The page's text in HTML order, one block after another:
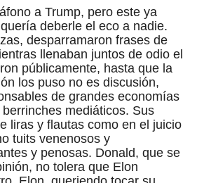
a Trump, pero este ya
deberle el eco a nadie.
desparramaron frases de
llenaban juntos de odio el
públicamente, hasta que la
los puso no es discusión,
de grandes economías
mediáticos. Sus
liras y flautas como en el juicio
tuits venenosos y
y penosas. Donald, que se
no tolera que Elon